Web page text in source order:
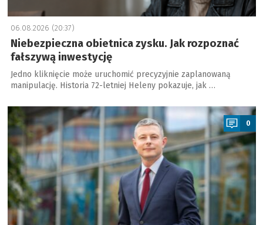
06.08.2026 (20:37)
Niebezpieczna obietnica zysku. Jak rozpoznać
fałszywą inwestycję
Jedno kliknięcie może uruchomić precyzyjnie zaplanowaną
manipulację. Historia 72-letniej Heleny pokazuje, jak …
a
0